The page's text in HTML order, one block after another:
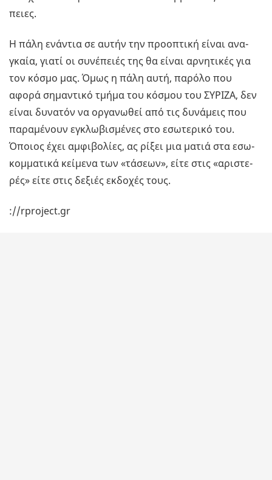
πειες.
Η πάλη ενά­ντια σε αυτήν την προ­ο­πτι­κή είναι ανα­
γκαία, γιατί οι συ­νέ­πειές της θα είναι αρ­νη­τι­κές για
τον κόσμο μας. Όμως η πάλη αυτή, πα­ρό­λο που
αφορά ση­μα­ντι­κό τμήμα του κό­σμου του ΣΥ­ΡΙ­ΖΑ, δεν
είναι δυ­να­τόν να ορ­γα­νω­θεί από τις δυ­νά­μεις που
πα­ρα­μέ­νουν εγκλω­βι­σμέ­νες στο εσω­τε­ρι­κό του.
Όποιος έχει αμ­φι­βο­λί­ες, ας ρίξει μια ματιά στα εσω­
κομ­μα­τι­κά κεί­με­να των «τά­σε­ων», είτε στις «αρι­στε­
ρές» είτε στις δε­ξιές εκ­δο­χές τους.
://rproject.gr